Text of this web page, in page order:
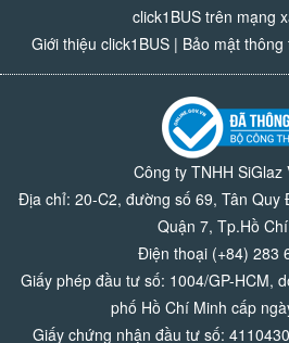
click1BUS trên mạng
Giới thiệu click1BUS| Bảo mật thông
Công ty TNHH SiGlaz
Địa chỉ: 20-C2, đường số 69, Tân Quy
Quận 7, Tp.Hồ
Điện thoại (+84) 283
Giấy phép đầu tư số: 1004/GP-HCM,
phố Hồ Chí Minh cấp
Giấy chứng nhận đầu tư số: